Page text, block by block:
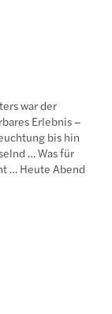
war der
Erlebnis –
bis hin
… Was für
… Heute Abend